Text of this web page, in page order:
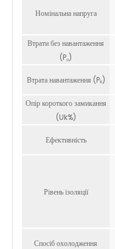
Номінальна напруга
Втрати без навантаження
(P₀)
Втрата навантаження (Pₖ)
Опір короткого замикання
(Uk%)
Ефективність
Рівень ізоляції
Спосіб охолодження